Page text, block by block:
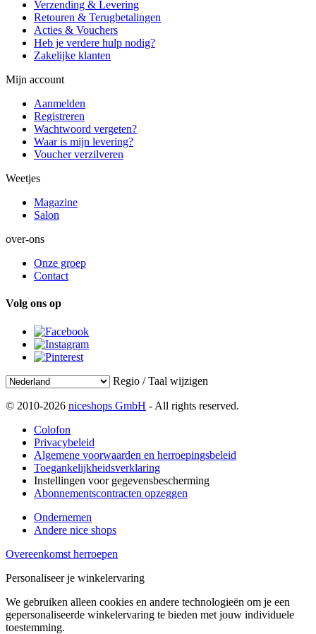
Verzending & Levering
Retouren & Terugbetalingen
Acties & Vouchers
Heb je verdere hulp nodig?
Zakelijke klanten
Mijn account
Aanmelden
Registreren
Wachtwoord vergeten?
Waar is mijn levering?
Voucher verzilveren
Weetjes
Magazine
Salon
over-ons
Onze groep
Contact
Volg ons op
Regio / Taal wijzigen
© 2010-2026 niceshops GmbH - All rights reserved.
Colofon
Privacybeleid
Algemene voorwaarden en herroepingsbeleid
Toegankelijkheidsverklaring
Instellingen voor gegevensbescherming
Abonnementscontracten opzeggen
Ondernemen
Andere nice shops
Overeenkomst herroepen
Personaliseer je winkelervaring
We gebruiken alleen cookies en andere technologieën om je een
gepersonaliseerde winkelervaring te bieden met jouw individuele
toestemming.